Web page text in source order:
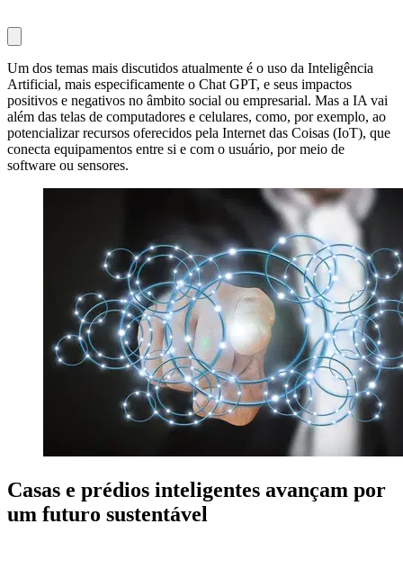
Um dos temas mais discutidos atualmente é o uso da Inteligência
Artificial, mais especificamente o Chat GPT, e seus impactos
positivos e negativos no âmbito social ou empresarial. Mas a IA vai
além das telas de computadores e celulares, como, por exemplo, ao
potencializar recursos oferecidos pela Internet das Coisas (IoT), que
conecta equipamentos entre si e com o usuário, por meio de
software ou sensores.
Casas e prédios inteligentes avançam por
um futuro sustentável